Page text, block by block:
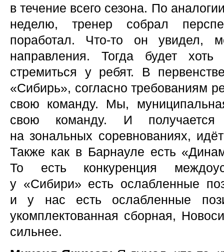
в течение всего сезона. По
неделю, тренер собрал
поработал. Что-то он увидел,
направления. Тогда будет хоть
стремиться у ребят. В
«Сибирь», согласно требованиям
свою команду. Мы,
свою команду. И
на зональных соревнованиях,
Также как в Барнауле есть
То есть конкуренция
у «Сибири» есть ослабленные
и у нас есть ослабленные
укомплектованная сборная,
сильнее.